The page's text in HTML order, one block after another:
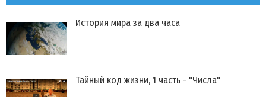
История мира за два часа
Тайный код жизни, 1 часть - "Числа"